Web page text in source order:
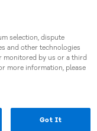
selection, dispute
and other technologies
monitored by us or a third
more information, please
Got It